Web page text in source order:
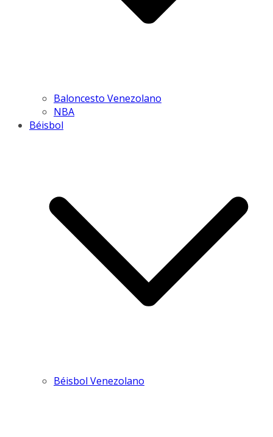
Baloncesto Venezolano
NBA
Béisbol
Béisbol Venezolano